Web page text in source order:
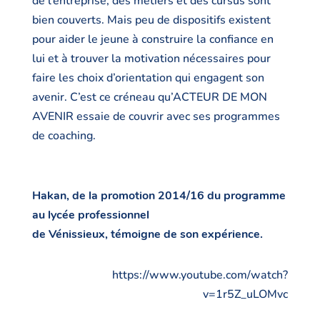
bien couverts. Mais peu de dispositifs existent
pour aider le jeune à construire la confiance en
lui et à trouver la motivation nécessaires pour
faire les choix d’orientation qui engagent son
avenir. C’est ce créneau qu’ACTEUR DE MON
AVENIR essaie de couvrir avec ses programmes
de coaching.
Hakan, de la promotion 2014/16 du programme
au lycée professionnel
de Vénissieux, témoigne de son expérience.
https://www.youtube.com/watch?
v=1r5Z_uLOMvc